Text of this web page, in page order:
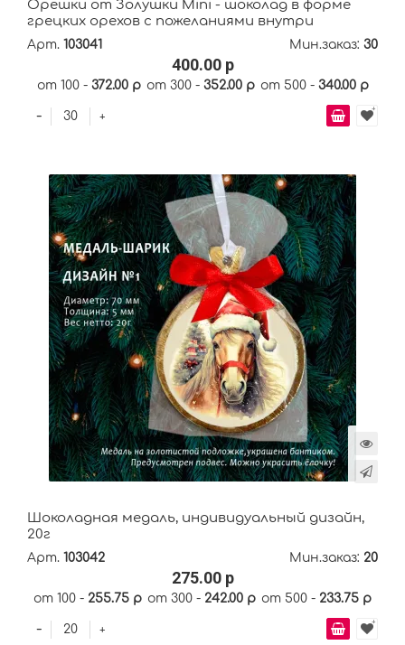
Орешки от Золушки Mini - шоколад в форме
грецких орехов с пожеланиями внутри
Арт. 103041 Мин.заказ: 30
400.00 р
от 100 - 372.00 р от 300 - 352.00 р от 500 - 340.00 р
+
-
Шоколадная медаль, индивидуальный дизайн,
20г
Арт. 103042 Мин.заказ: 20
275.00 р
от 100 - 255.75 р от 300 - 242.00 р от 500 - 233.75 р
+
-